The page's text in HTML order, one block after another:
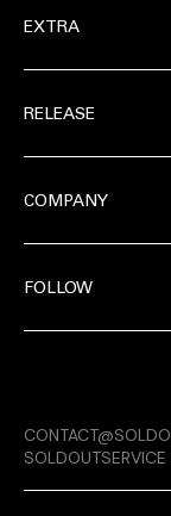
EXTRA
RELEASE
COMPANY
FOLLOW